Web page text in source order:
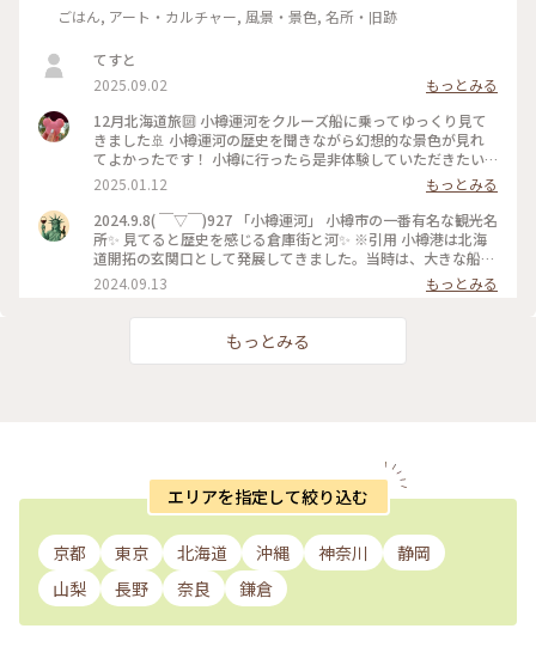
ごはん, アート・カルチャー, 風景・景色, 名所・旧跡
てすと
2025.09.02
もっとみる
12月北海道旅🔟 小樽運河をクルーズ船に乗ってゆっくり見て
きました🚢 小樽運河の歴史を聞きながら幻想的な景色が見れ
てよかったです！ 小樽に行ったら是非体験していただきたい
アクティビティです✨ #小樽運河#小樽運河クルーズ#ベストト
リップ2024
2025.01.12
もっとみる
2024.9.8( ￣▽￣)927 「小樽運河」 小樽市の一番有名な観光名
所✨ 見てると歴史を感じる倉庫街と河✨ ※引用 小樽港は北海
道開拓の玄関口として発展してきました。当時は、大きな船を
沖に泊め、はしけ（台船）を使って荷揚げしていましたが、取
り扱う荷量が多くなり、運搬作業を効率的に行う必要が出てき
ました。艀が接岸できる距離を長くするために、海面を埋め立
てることによってできたのが「小樽運河」です。 #北海道#小
樽市#小樽運河#堺町通り#散歩#観光#ことりっぷ旅2024#クラ
2024.09.13 もっとみる
もっとみる
エリアを指定して絞り込む
京都 東京 北海道 沖縄 神奈川
静岡
山梨
長野 奈良 鎌倉